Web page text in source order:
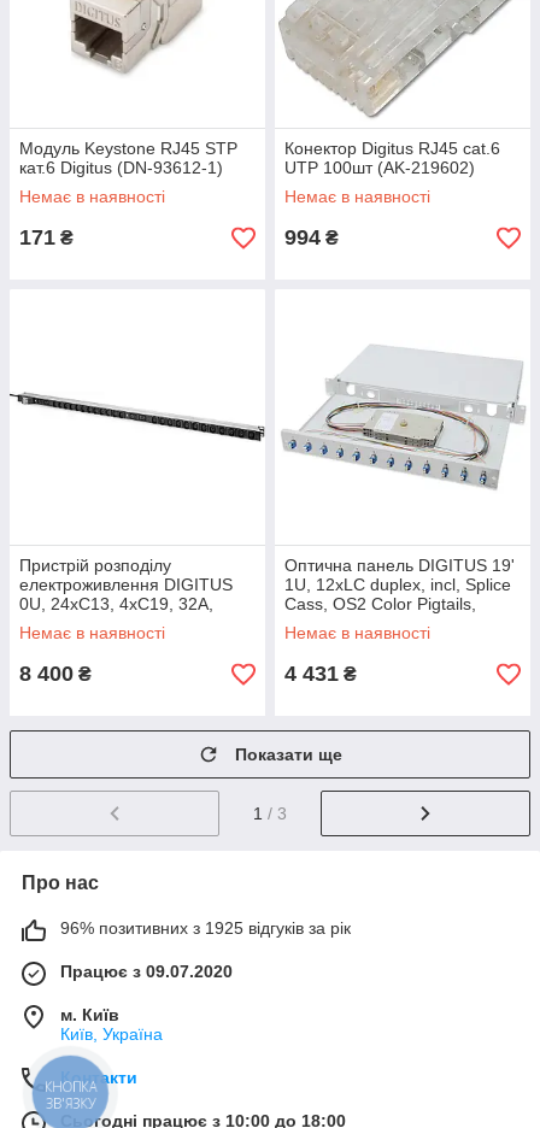
Модуль Keystone RJ45 STP
кат.6 Digitus (DN-93612-1)
Немає в наявності
171 ₴
Конектор Digitus RJ45 cat.6
UTP 100шт (AK-219602)
Немає в наявності
994 ₴
Пристрій розподілу
електроживлення DIGITUS
0U, 24xC13, 4xC19, 32A,
250V, вилка IEC 60309 (DN-
95451)
Немає в наявності
8 400 ₴
Оптична панель DIGITUS 19'
1U, 12xLC duplex, incl, Splice
Cass, OS2 Color Pigtails,
Adapter (DN-96331/9)
Немає в наявності
4 431 ₴
Показати ще
1 / 3
Про нас
96% позитивних з 1925 відгуків за рік
Працює з 09.07.2020
м. Київ
Київ, Україна
Контакти
Сьогодні працює з 10:00 до 18:00
КНОПКА
ЗВ'ЯЗКУ